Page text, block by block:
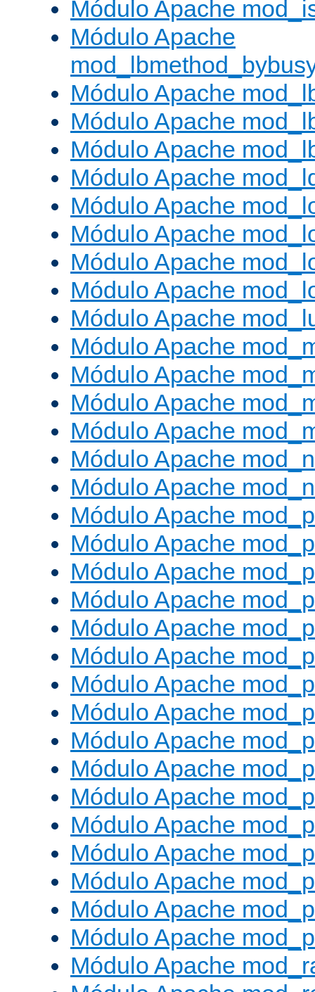
Módulo Apache
Módulo Apache
Módulo Apache
Módulo Apache
Módulo Apache
Módulo Apache
Módulo Apache
Módulo Apache
Módulo Apache
Módulo Apache
Módulo Apache
Módulo Apache
Módulo Apache
Módulo Apache
Módulo Apache
Módulo Apache
Módulo Apache
Módulo Apache
Módulo Apache
Módulo Apache
Módulo Apache
Módulo Apache
Módulo Apache
Módulo Apache
Módulo Apache
Módulo Apache
Módulo Apache
Módulo Apache
Módulo Apache
Módulo Apache
Módulo Apache
Módulo Apache
Módulo Apache
Módulo Apache